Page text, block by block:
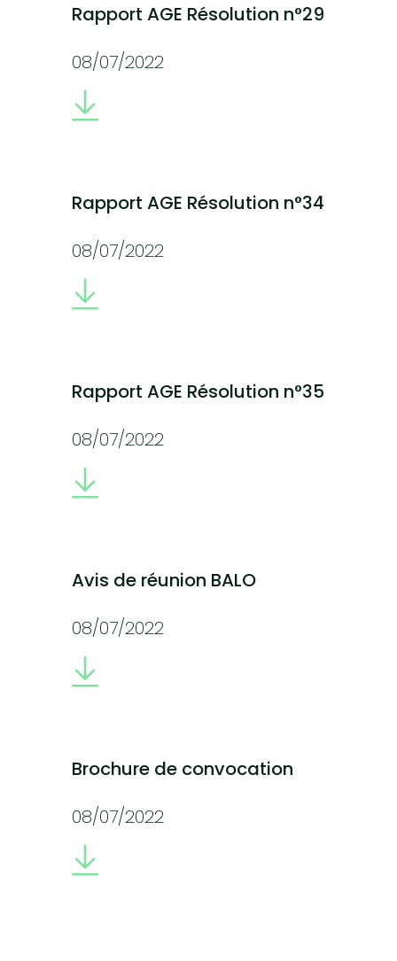
Rapport AGE Résolution n°29
08/07/2022
Rapport AGE Résolution n°34
08/07/2022
Rapport AGE Résolution n°35
08/07/2022
Avis de réunion BALO
08/07/2022
Brochure de convocation
08/07/2022